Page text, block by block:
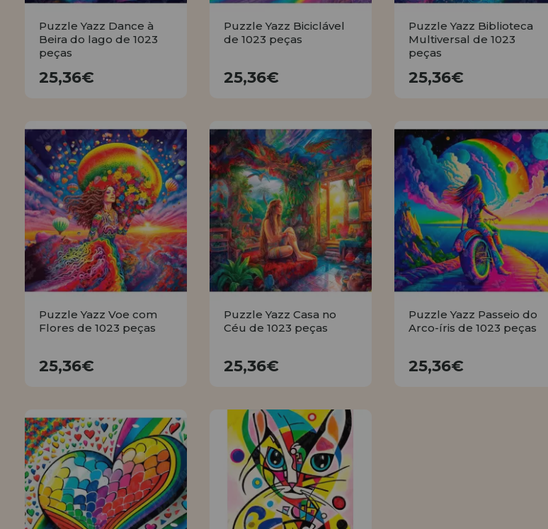
Puzzle Yazz Dance à
Beira do lago de 1023
peças
25,36€
Puzzle Yazz Biciclável
de 1023 peças
25,36€
Puzzle Yazz Biblioteca
Multiversal de 1023
peças
25,36€
Puzzle Yazz Voe com
Flores de 1023 peças
25,36€
Puzzle Yazz Casa no
Céu de 1023 peças
25,36€
Puzzle Yazz Passeio do
Arco-íris de 1023 peças
25,36€